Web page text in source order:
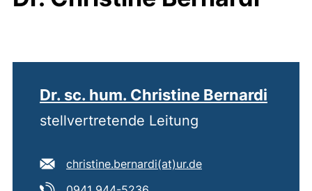
Dr. sc. hum. Christine Bernardi
stellvertretende Leitung
E-Mail Adresse:
christine.bernardi​(at)​ur.de(öffnet Ihr E-Mail-